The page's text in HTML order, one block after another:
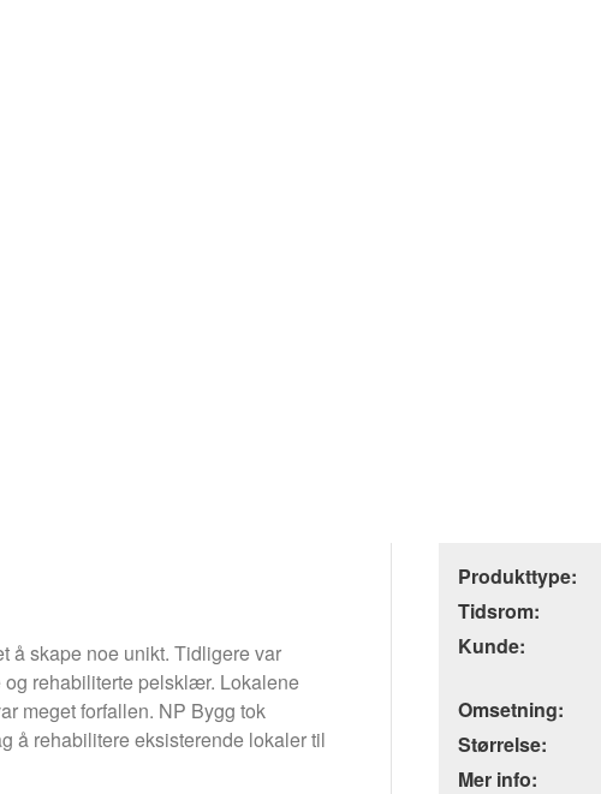
å skape noe unikt. Tidligere var
og rehabiliterte pelsklær. Lokalene
meget forfallen. NP Bygg tok
å rehabilitere eksisterende lokaler til
Produkttype:
Tidsrom:
Kunde:
Omsetning:
Størrelse:
Mer info: